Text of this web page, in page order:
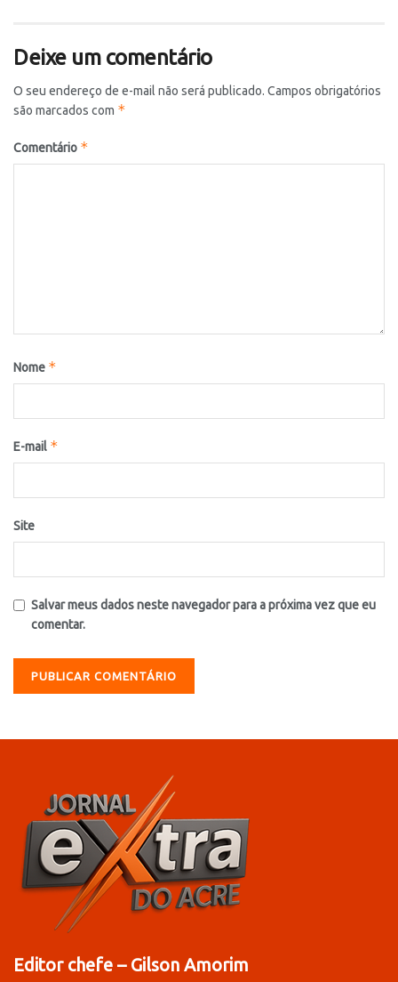
Deixe um comentário
O seu endereço de e-mail não será publicado. Campos obrigatórios
são marcados com *
Comentário *
Nome *
E-mail *
Site
Salvar meus dados neste navegador para a próxima vez que eu
comentar.
Editor chefe – Gilson Amorim